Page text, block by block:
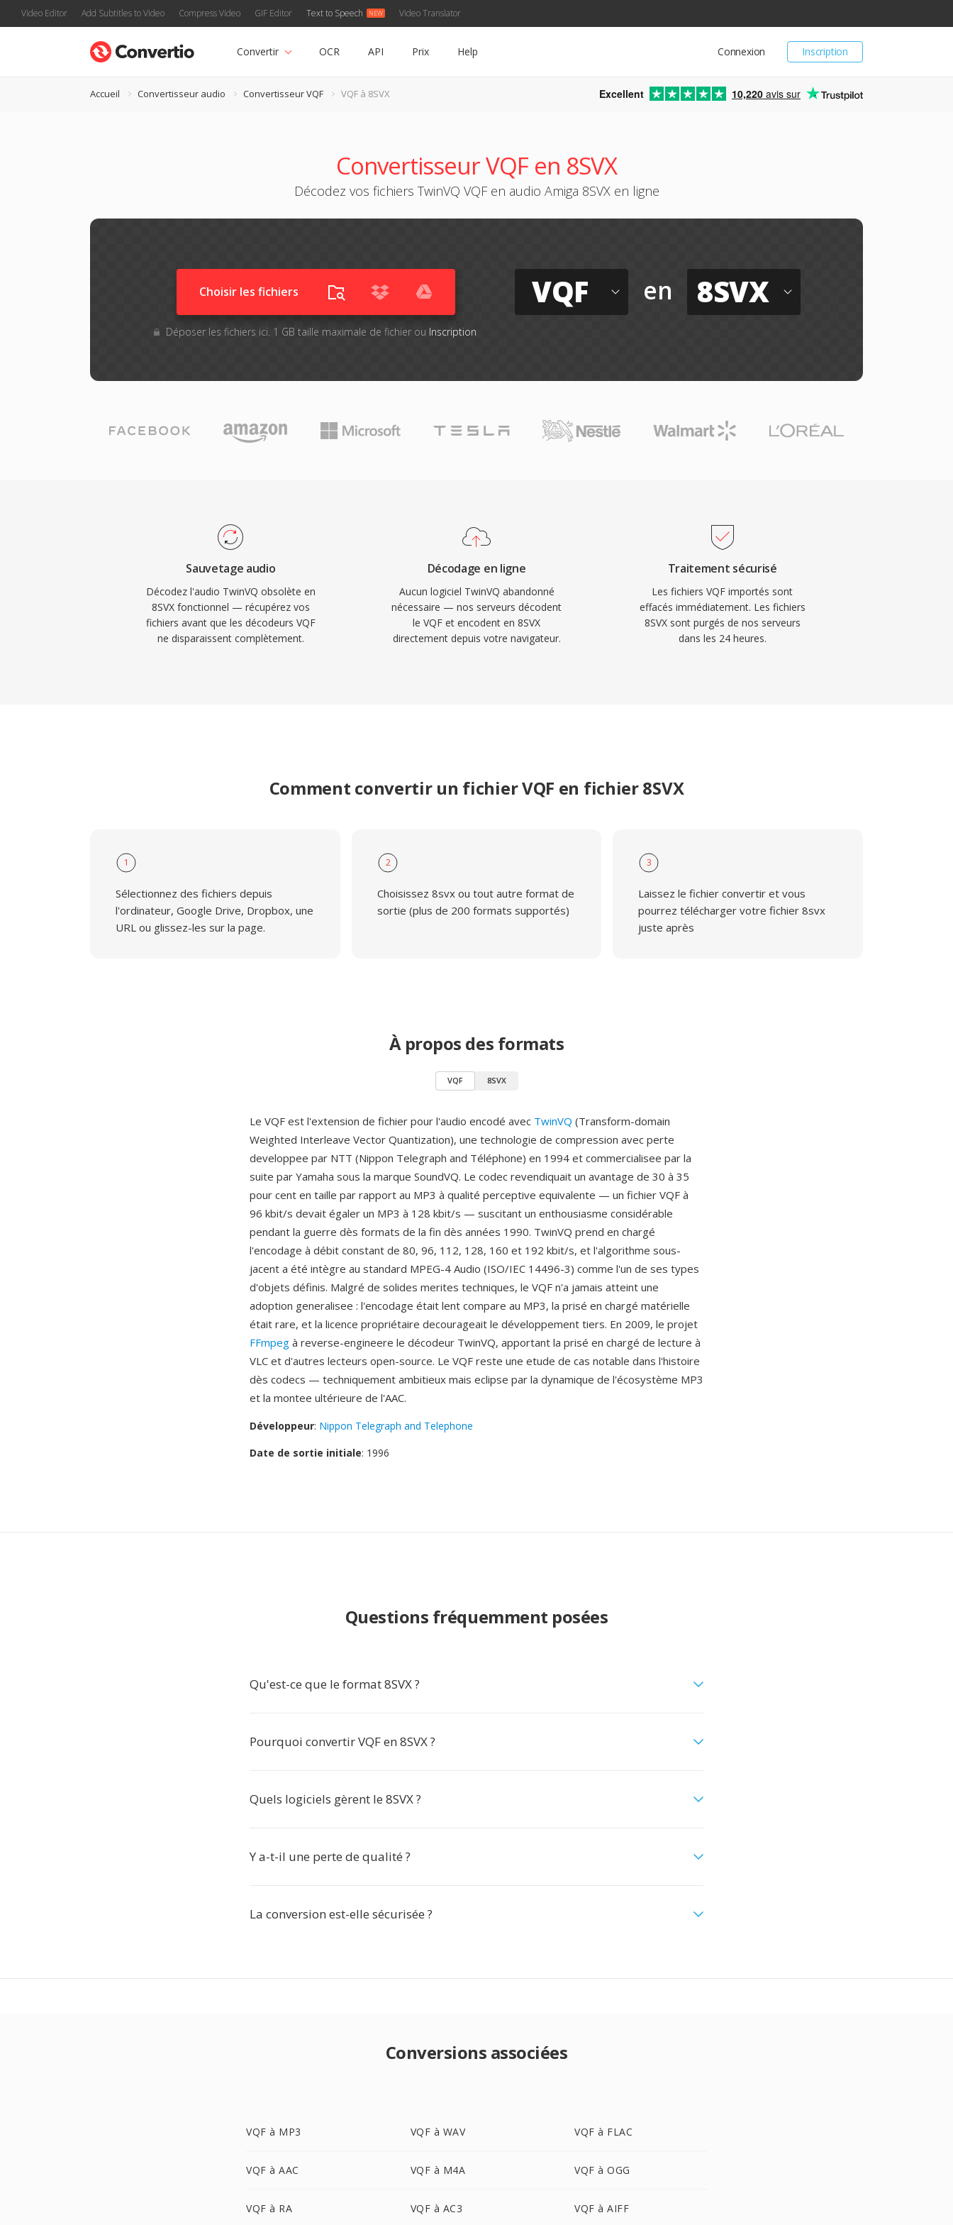
Video Editor Add Subtitles to Video Compress Video GIF Editor Text to Speech Video Translator
Inscription
Connexion
Convertir OCR API Prix Help
Accueil Convertisseur audio Convertisseur VQF VQF à 8SVX Excellent 10,220 avis sur
Convertisseur VQF en 8SVX
Décodez vos fichiers TwinVQ VQF en audio Amiga 8SVX en ligne
Choisir les fichiers
Déposer les fichiers ici. 1 GB taille maximale de fichier ou Inscription
VQF en 8SVX
Sauvetage audio
Décodez l'audio TwinVQ obsolète en
8SVX fonctionnel — récupérez vos
fichiers avant que les décodeurs VQF
ne disparaissent complètement.
Décodage en ligne
Aucun logiciel TwinVQ abandonné
nécessaire — nos serveurs décodent
le VQF et encodent en 8SVX
directement depuis votre navigateur.
Traitement sécurisé
Les fichiers VQF importés sont
effacés immédiatement. Les fichiers
8SVX sont purgés de nos serveurs
dans les 24 heures.
Comment convertir un fichier VQF en fichier 8SVX
1
Sélectionnez des fichiers depuis
l'ordinateur, Google Drive, Dropbox, une
URL ou glissez-les sur la page.
2
Choisissez 8svx ou tout autre format de
sortie (plus de 200 formats supportés)
3
Laissez le fichier convertir et vous
pourrez télécharger votre fichier 8svx
juste après
À propos des formats
VQF 8SVX
Le VQF est l'extension de fichier pour l'audio encodé avec TwinVQ (Transform-domain
Weighted Interleave Vector Quantization), une technologie de compression avec perte
developpee par NTT (Nippon Telegraph and Téléphone) en 1994 et commercialisee par la
suite par Yamaha sous la marque SoundVQ. Le codec revendiquait un avantage de 30 à 35
pour cent en taille par rapport au MP3 à qualité perceptive equivalente — un fichier VQF à
96 kbit/s devait égaler un MP3 à 128 kbit/s — suscitant un enthousiasme considérable
pendant la guerre dès formats de la fin dès années 1990. TwinVQ prend en chargé
l'encodage à débit constant de 80, 96, 112, 128, 160 et 192 kbit/s, et l'algorithme sous-
jacent a été intègre au standard MPEG-4 Audio (ISO/IEC 14496-3) comme l'un de ses types
d'objets définis. Malgré de solides merites techniques, le VQF n'a jamais atteint une
adoption generalisee : l'encodage était lent compare au MP3, la prisé en chargé matérielle
était rare, et la licence propriétaire decourageait le développement tiers. En 2009, le projet
FFmpeg à reverse-engineere le décodeur TwinVQ, apportant la prisé en chargé de lecture à
VLC et d'autres lecteurs open-source. Le VQF reste une etude de cas notable dans l'histoire
dès codecs — techniquement ambitieux mais eclipse par la dynamique de l'écosystème MP3
et la montee ultérieure de l'AAC.
Développeur: Nippon Telegraph and Telephone
Date de sortie initiale: 1996
Questions fréquemment posées
Qu'est-ce que le format 8SVX ?
Pourquoi convertir VQF en 8SVX ?
Quels logiciels gèrent le 8SVX ?
Y a-t-il une perte de qualité ?
La conversion est-elle sécurisée ?
Conversions associées
VQF à MP3 VQF à WAV VQF à FLAC
VQF à AAC VQF à M4A VQF à OGG
VQF à RA VQF à AC3 VQF à AIFF